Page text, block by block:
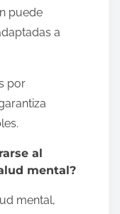
puede
a
por
al
mental?
mental,